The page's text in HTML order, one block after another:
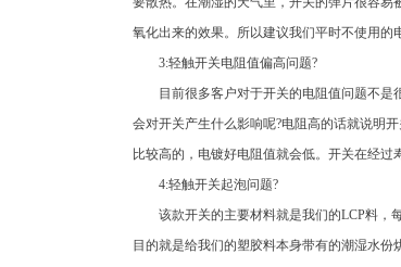
氧化出来的效果。所以建议我们平时不使用的
3:轻触开关电阻值偏高问题?
目前很多客户对于开关的电阻值问题不是很
会对开关产生什么影响呢?电阻高的话就说明
比较高的，电镀好电阻值就会低。开关在经过
4:轻触开关起泡问题?
该款开关的主要材料就是我们的LCP料，每
目的就是给我们的塑胶料本身带有的潮湿水